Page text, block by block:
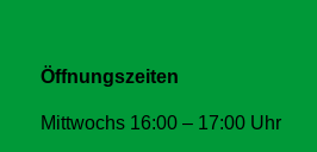
Öffnungszeiten
Mittwochs 16:00 – 17:00 Uhr